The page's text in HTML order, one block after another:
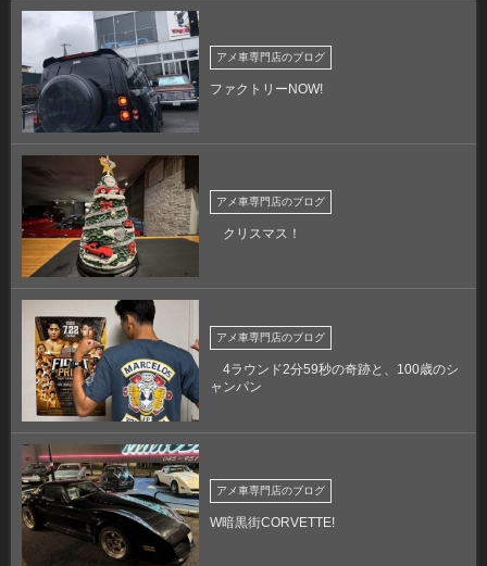
アメ車専門店のブログ
ファクトリーNOW!
アメ車専門店のブログ
クリスマス！
アメ車専門店のブログ
4ラウンド2分59秒の奇跡と、100歳のシ
ャンパン
アメ車専門店のブログ
W暗黒街CORVETTE!